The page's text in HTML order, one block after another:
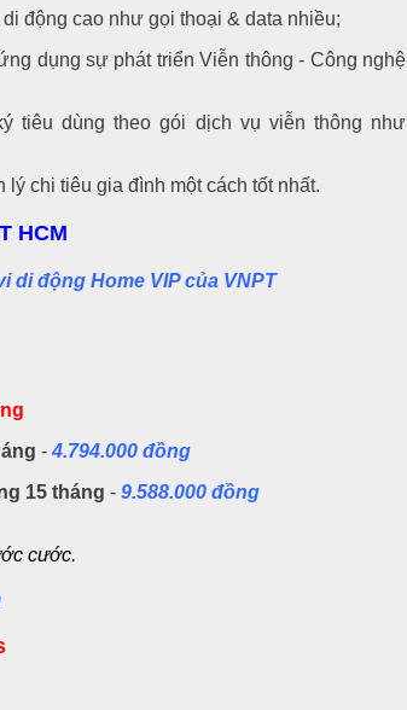
động cao như gọi thoại & data nhiều;
dụng sự phát triển Viễn thông - Công nghệ
tiêu dùng theo gói dịch vụ viễn thông như
chi tiêu gia đình một cách tốt nhất.
HCM
-4.794.000 đồng
15 tháng - 9.588.000 đồng
cước.